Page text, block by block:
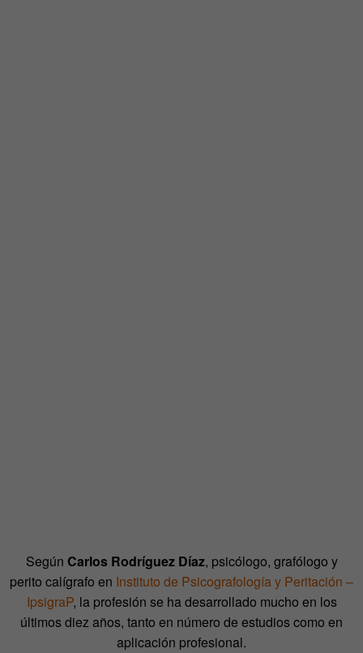
Según Carlos Rodríguez Díaz, psicólogo, grafólogo y
perito calígrafo en Instituto de Psicografología y Peritación –
IpsigraP, la profesión se ha desarrollado mucho en los
últimos diez años, tanto en número de estudios como en
aplicación profesional.